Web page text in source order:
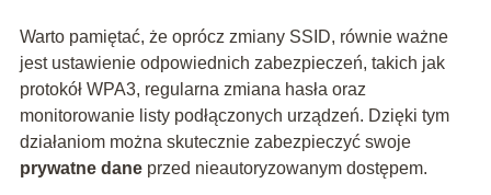
Warto pamiętać, że oprócz zmiany SSID, równie ważne
jest ustawienie odpowiednich zabezpieczeń, takich jak
protokół WPA3, regularna zmiana hasła oraz
monitorowanie listy podłączonych urządzeń. Dzięki tym
działaniom można skutecznie zabezpieczyć swoje
prywatne daneprzed nieautoryzowanym dostępem.